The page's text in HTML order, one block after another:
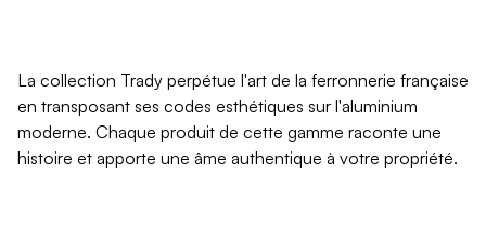
La collection Trady perpétue l'art de la ferronnerie française
en transposant ses codes esthétiques sur l'aluminium
moderne. Chaque produit de cette gamme raconte une
histoire et apporte une âme authentique à votre propriété.